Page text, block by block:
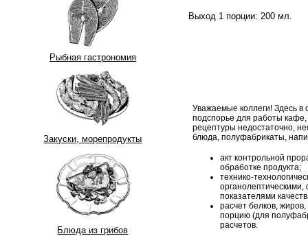
Рыбная гастрономия
Закуски, морепродукты
Блюда из грибов
Выход 1 порции: 200 мл.
Уважаемые коллеги! Здесь
подспорье для работы
рецептуры недостаточно,
блюда, полуфабрикаты,
акт контрольной
обработке продукта;
технико-
показателями
расчет белков,
порцию (для
расчетов.